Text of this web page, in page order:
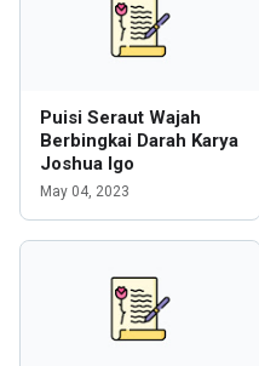
Puisi Seraut Wajah
Berbingkai Darah Karya
Joshua Igo
May 04, 2023